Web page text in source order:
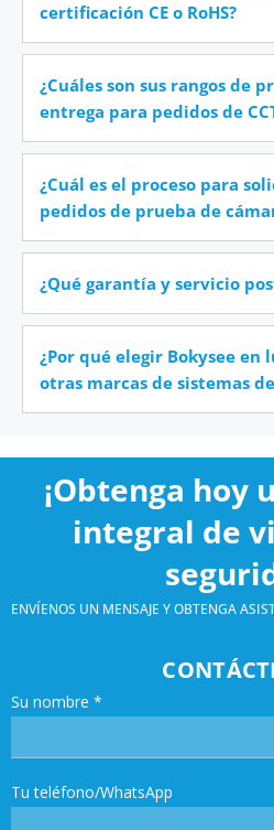
certificación CE o RoHS?
¿Cuáles son sus rangos de
entrega para pedidos de
¿Cuál es el proceso para
pedidos de prueba de
¿Qué garantía y servicio
¿Por qué elegir Bokysee en
otras marcas de sistemas
¡Obtenga hoy
integral de
ENVÍENOS UN MENSAJE Y OBTENGA
Su nombre *
Tu teléfono/WhatsApp